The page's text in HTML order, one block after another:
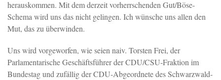
herauskommen. Mit dem derzeit vorherrschenden Gut/Böse-
Schema wird uns das nicht gelingen. Ich wünsche uns allen den
Mut, das zu überwinden.
Uns wird vorgeworfen, wie seien naiv. Torsten Frei, der
Parlamentarische Geschäftsführer der CDU/CSU-Fraktion im
Bundestag und zufällig der CDU-Abgeordnete des Schwarzwald-